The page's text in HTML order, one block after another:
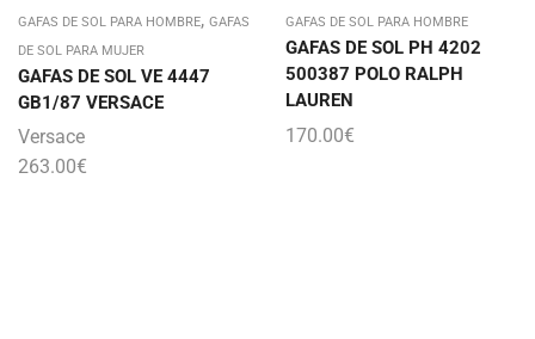
GAFAS DE SOL PARA HOMBRE, GAFAS
DE SOL PARA MUJER
GAFAS DE SOL VE 4447
GB1/87 VERSACE
Versace
263.00€
GAFAS DE SOL PARA HOMBRE
GAFAS DE SOL PH 4202
500387 POLO RALPH
LAUREN
170.00€